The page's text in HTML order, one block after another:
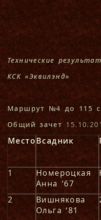
Технические
КСК «Эквилэнд»
Маршрут №4 до 115
Общий зачет
МестоВсадник
1
Номероцкая
Анна ‘67
2
Вишнякова
Ольга ‘81